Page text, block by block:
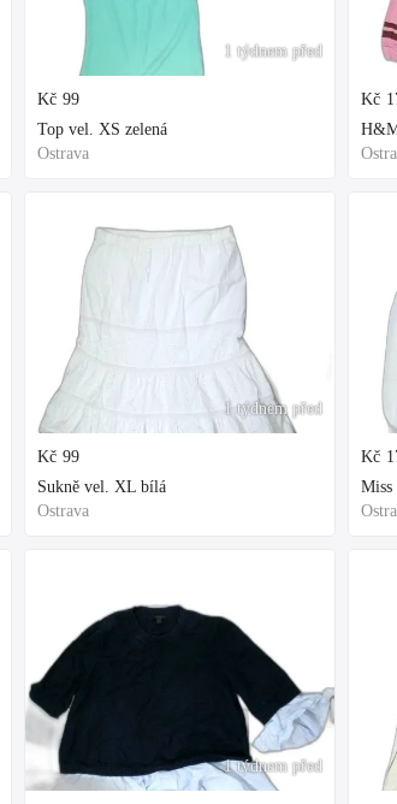
1 týdnem před
Kč 99
Top vel. XS zelená
Ostrava
1 týdnem před
Kč 99
Sukně vel. XL bílá
Ostrava
1 týdnem před
Kč
Kč